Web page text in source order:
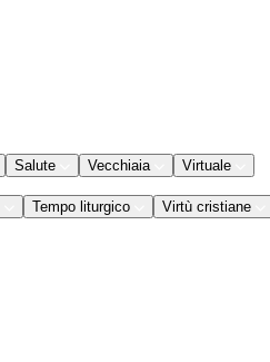
Salute Vecchiaia Virtuale
Tempo liturgico Virtù cristiane